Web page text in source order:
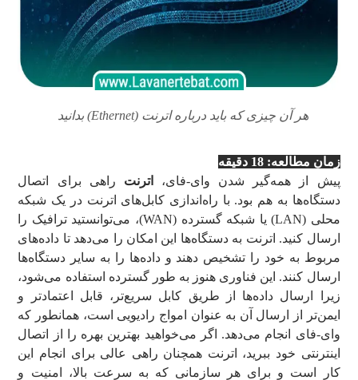
هر آن چیزی که باید درباره اترنت (Ethernet) بدانید
زمان مطالعه: 18
دقیقه
پیش از همه‌گیر شدن وای-فای،
اترنت راهی برای اتصال
دستگاه‌ها به هم بود. با راه‌اندازی کابل‌های اترنت در یک شبکه
محلی (LAN) یا شبکه گسترده (WAN)، می‌توانستید ترافیک را
ارسال کنید. اترنت به دستگاه‌ها این امکان را می‌دهد تا داده‌های
مربوط به خود را تشخیص دهند و داده‌ها را به سایر دستگاه‌ها
ارسال کنند. این فناوری هنوز به طور گسترده استفاده می‌شود،
زیرا ارسال داده‌ها از طریق کابل سریع‌تر، قابل اعتمادتر و
ایمن‌تر از ارسال آن به عنوان امواج رادیویی است، همانطور که
وای-فای انجام می‌دهد. اگر می‌خواهید بهترین بهره را از اتصال
اینترنتی خود ببرید، اترنت همچنان راهی عالی برای انجام این
کار است و برای هر سازمانی که به سرعت بالا، امنیت و